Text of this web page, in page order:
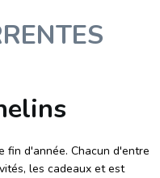
fin d'année. Chacun d'entre
les cadeaux et est